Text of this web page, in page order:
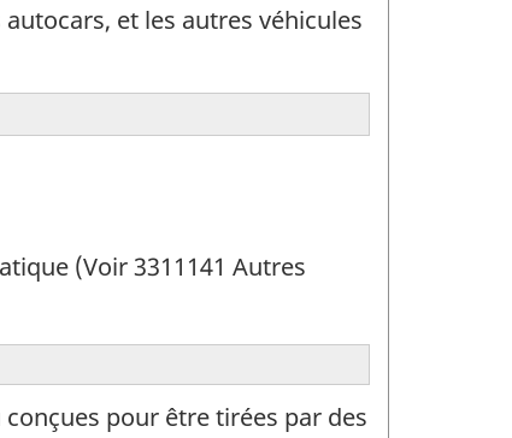
et les autres véhicules
(Voir 3311141 Autres
pour être tirées par des